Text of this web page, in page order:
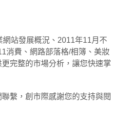
站發展概況、2011年11月不
消費、網路部落格/相簿、美妝
完整的市場分析，讓您快速掌
繫，創市際感謝您的支持與閱